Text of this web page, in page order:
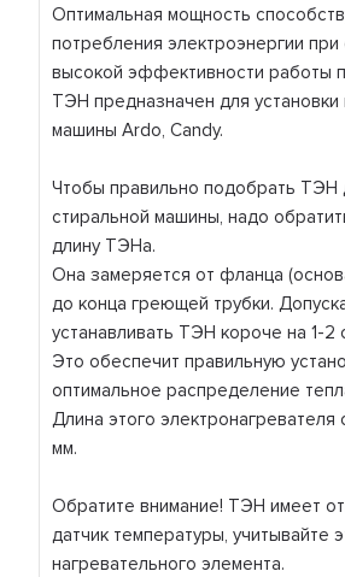
Оптимальная мощность
потребления электроэнергии при
высокой эффективности работы
ТЭН предназначен для установки
машины Ardo, Candy.
Чтобы правильно подобрать ТЭН
стиральной машины, надо
длину ТЭНа.
Она замеряется от фланца
до конца греющей трубки.
устанавливать ТЭН короче на 1-2
Это обеспечит правильную
оптимальное распределение
Длина этого электронагревателя
мм.
Обратите внимание! ТЭН имеет
датчик температуры, учитывайте
нагревательного элемента.